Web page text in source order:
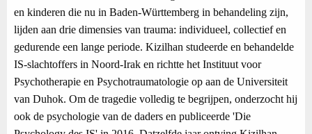
en kinderen die nu in Baden-Württemberg in behandeling zijn,
lijden aan drie dimensies van trauma: individueel, collectief en
gedurende een lange periode. Kizilhan studeerde en behandelde
IS-slachtoffers in Noord-Irak en richtte het Instituut voor
Psychotherapie en Psychotraumatologie op aan de Universiteit
van Duhok. Om de tragedie volledig te begrijpen, onderzocht hij
ook de psychologie van de daders en publiceerde 'Die